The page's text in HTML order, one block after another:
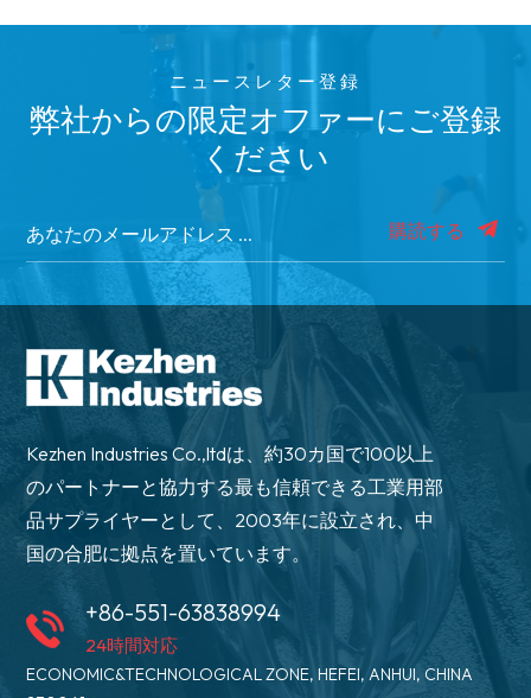
ニュースレター登録
弊社からの限定オファーにご登録
ください
購読する
Kezhen Industries Co.,ltdは、約30カ国で100以上
のパートナーと協力する最も信頼できる工業用部
品サプライヤーとして、2003年に設立され、中
国の合肥に拠点を置いています。
+86-551-63838994
24時間対応
ECONOMIC&TECHNOLOGICAL ZONE, HEFEI, ANHUI, CHINA